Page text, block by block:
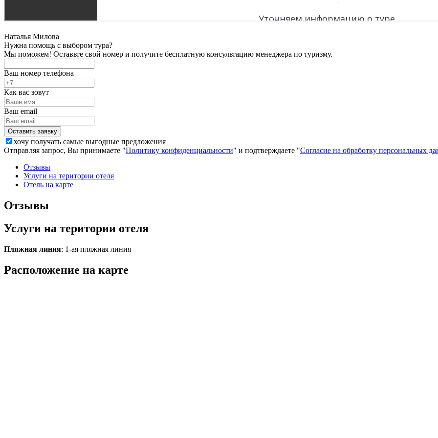
Наталья Милова
Нужна помощь с выбором тура?
Мы поможем! Оставьте свой номер и получите бесплатную консультацию менеджера по туризму.
Ваш номер телефона
Как вас зовут
Ваш email
хочу получать самые выгодные предложения
Отправляя запрос, Вы принимаете "Политику конфиденциальности" и подтверждаете "Согласие на обработку персональных
Отзывы
Услуги на територии отеля
Отель на карте
Отзывы
Услуги на територии отеля
Пляжная линия: 1-ая пляжная линия
Расположение на карте